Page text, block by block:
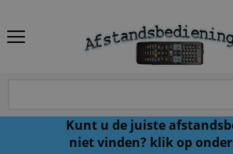
Kunt u de juiste
niet vinden? klik op